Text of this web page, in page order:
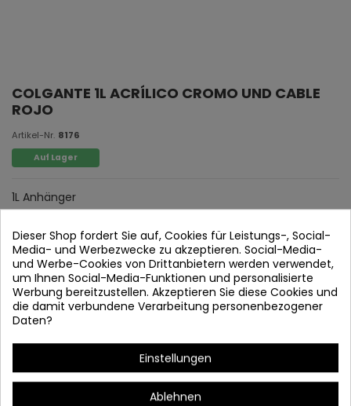
COLGANTE 1L ACRÍLICO CROMO UND CABLE
ROJO
Artikel-Nr. 8176
Auf Lager
1L Anhänger
Dieser Shop fordert Sie auf, Cookies für Leistungs-, Social-
Media- und Werbezwecke zu akzeptieren. Social-Media-
und Werbe-Cookies von Drittanbietern werden verwendet,
um Ihnen Social-Media-Funktionen und personalisierte
Werbung bereitzustellen. Akzeptieren Sie diese Cookies und
die damit verbundene Verarbeitung personenbezogener
Daten?
Einstellungen
Ablehnen